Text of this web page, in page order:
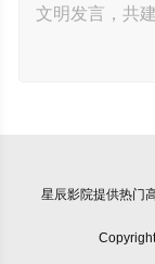
星辰影院提供热门